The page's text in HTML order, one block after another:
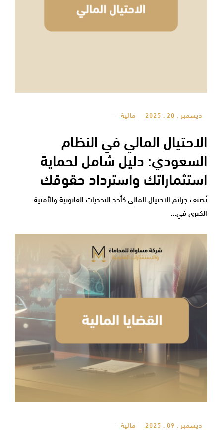
ديسمبر . 20 . 2025 مالية
الاحتيال المالي في النظام
السعودي: دليل شامل لحماية
استثماراتك واسترداد حقوقك
تُصنف جرائم الاحتيال المالي كأحد التحديات القانونية والأمنية
الكبرى في…
ديسمبر . 09 . 2025 مالية